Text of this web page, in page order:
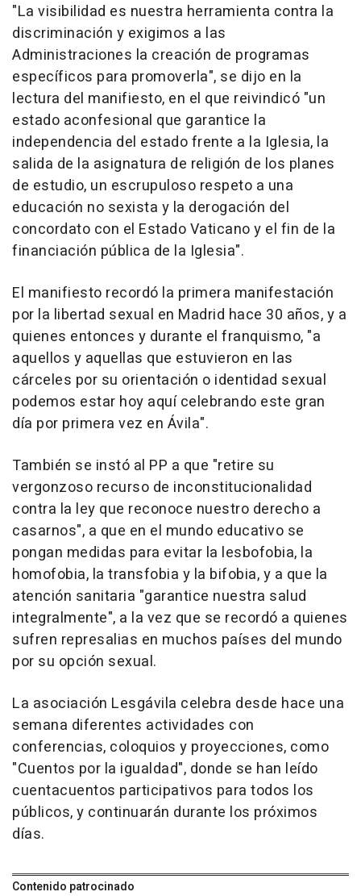
"La visibilidad es nuestra herramienta contra la
discriminación y exigimos a las
Administraciones la creación de programas
específicos para promoverla", se dijo en la
lectura del manifiesto, en el que reivindicó "un
estado aconfesional que garantice la
independencia del estado frente a la Iglesia, la
salida de la asignatura de religión de los planes
de estudio, un escrupuloso respeto a una
educación no sexista y la derogación del
concordato con el Estado Vaticano y el fin de la
financiación pública de la Iglesia".
El manifiesto recordó la primera manifestación
por la libertad sexual en Madrid hace 30 años, y a
quienes entonces y durante el franquismo, "a
aquellos y aquellas que estuvieron en las
cárceles por su orientación o identidad sexual
podemos estar hoy aquí celebrando este gran
día por primera vez en Ávila".
También se instó al PP a que "retire su
vergonzoso recurso de inconstitucionalidad
contra la ley que reconoce nuestro derecho a
casarnos", a que en el mundo educativo se
pongan medidas para evitar la lesbofobia, la
homofobia, la transfobia y la bifobia, y a que la
atención sanitaria "garantice nuestra salud
integralmente", a la vez que se recordó a quienes
sufren represalias en muchos países del mundo
por su opción sexual.
La asociación Lesgávila celebra desde hace una
semana diferentes actividades con
conferencias, coloquios y proyecciones, como
"Cuentos por la igualdad", donde se han leído
cuentacuentos participativos para todos los
públicos, y continuarán durante los próximos
días.
Contenido patrocinado